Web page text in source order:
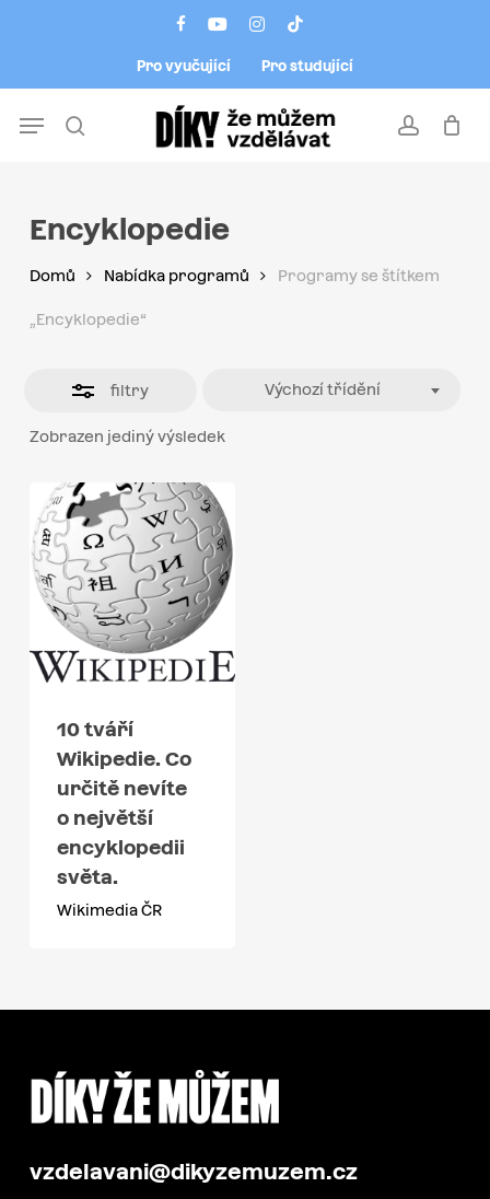
facebookyoutubeinstagram
tiktok
Pro vyučující Pro studující
account
Menu
Encyklopedie
Domů Nabídka programů Programy se štítkem
„Encyklopedie“
filtry
Zobrazen jediný výsledek
Výchozí třídění
10 tváří
Wikipedie. Co
určitě nevíte
o největší
encyklopedii
světa.
Wikimedia ČR
vzdelavani@dikyzemuzem.cz